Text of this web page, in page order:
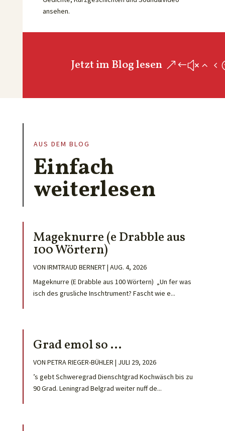
ansehen.
Jetzt im Blog lesen
AUS DEM BLOG
Einfach
weiterlesen
Mageknurre (e Drabble aus
100 Wörtern)
VON IRMTRAUD BERNERT| AUG. 4, 2026
Mageknurre (E Drabble aus 100 Wörtern) „Un fer was
isch des grusliche Inschtrument? Fascht wie e...
Grad emol so …
VON PETRA RIEGER-BÜHLER | JULI 29, 2026
’s gebt Schweregrad Dienschtgrad Kochwäsch bis zu
90 Grad. Leningrad Belgrad weiter nuff de...